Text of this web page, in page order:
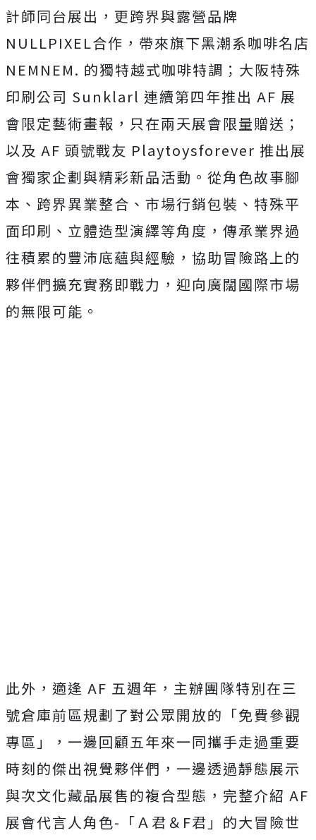
計師同台展出， 更跨界與露營品牌
NULLPIXEL合作， 帶來旗下黑潮系咖啡名店
NEMNEM. 的獨特越式咖啡特調；大阪特殊
印刷公司 Sunklarl 連續第四年推出 AF 展
會限定藝術畫報，只在兩天展會限量贈送；
以及 AF 頭號戰友 Playtoysforever 推出展
會獨家企劃與精彩新品活動。從角色故事腳
本、 跨界異業整合、市場行銷包裝、特殊平
面印刷、 立體造型演繹等角度，傳承業界過
往積累的豐沛底蘊與經驗， 協助冒險路上的
夥伴們擴充實務即戰力， 迎向廣闊國際市場
的無限可能。
此外，適逢 AF 五週年，主辦團隊特別在三
號倉庫前區規劃了對公眾開放的「免費參觀
專區」， 一邊回顧五年來一同攜手走過重要
時刻的傑出視覺夥伴們， 一邊透過靜態展示
與次文化藏品展售的複合型態，完整介紹 AF
展會代言人角色-「Ａ君＆F君」的大冒險世